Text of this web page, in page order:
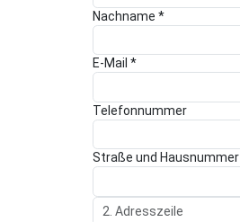
Nachname *
E-Mail *
Telefonnummer
Straße und Hausnummer